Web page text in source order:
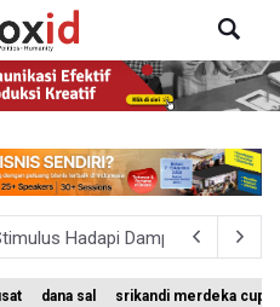
Hadapi Dampak El Nino
Stasiun LRT Pegangsaan 2
Nusantara akan Bela Indonesia
dana sal srikandi merdeka cup